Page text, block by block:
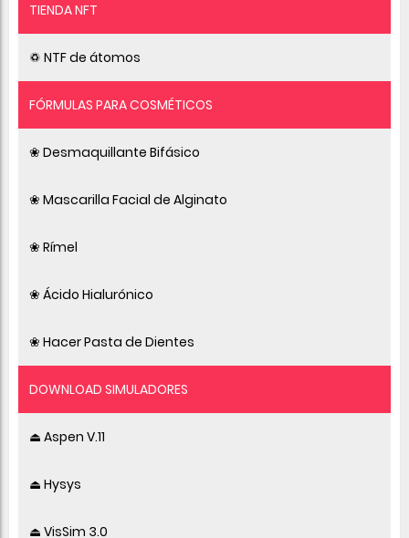
TIENDA NFT
♽ NTF de átomos
FÓRMULAS PARA COSMÉTICOS
❀ Desmaquillante Bifásico
❀ Mascarilla Facial de Alginato
❀ Rímel
❀ Ácido Hialurónico
❀ Hacer Pasta de Dientes
DOWNLOAD SIMULADORES
⏏ Aspen V.11
⏏ Hysys
⏏ VisSim 3.0